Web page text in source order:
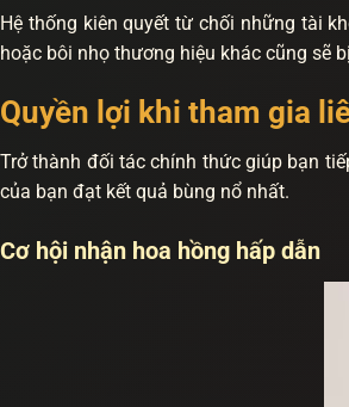
Hệ thống kiên quyết từ chối những tài
hoặc bôi nhọ thương hiệu khác cũng sẽ
Quyền lợi khi tham gia
Trở thành đối tác chính thức giúp bạn
của bạn đạt kết quả bùng nổ nhất.
Cơ hội nhận hoa hồng hấp dẫn